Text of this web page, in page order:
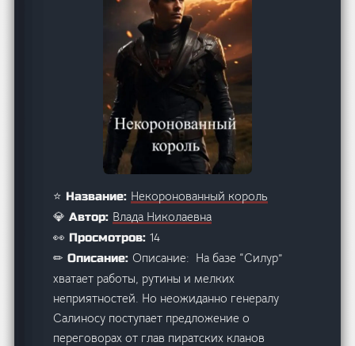
⭐ Название: Некоронованный король
💎 Автор: Влада Николаевна
👀 Просмотров:14
✏ Описание:Описание: На базе “Силур”
хватает работы, рутины и мелких
неприятностей. Но неожиданно генералу
Салиносу поступает предложение о
переговорах от глав пиратских кланов